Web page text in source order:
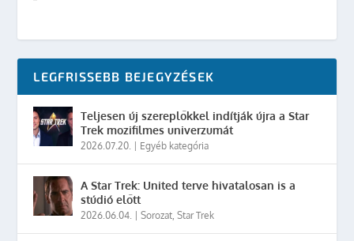
LEGFRISSEBB BEJEGYZÉSEK
Teljesen új szereplőkkel indítják újra a Star
Trek mozifilmes univerzumát
2026.07.20. Egyéb kategória
A Star Trek: United terve hivatalosan is a
stúdió előtt
2026.06.04. |Sorozat,Star Trek